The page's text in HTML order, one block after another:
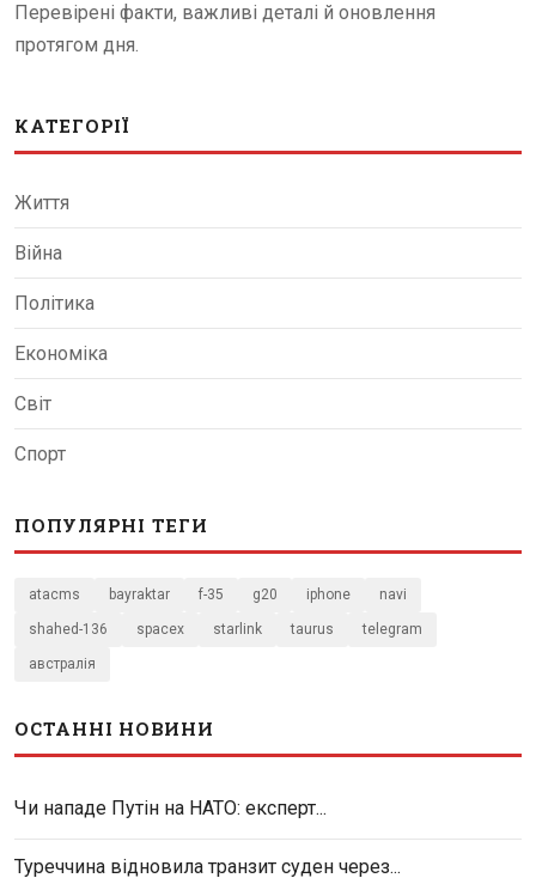
Перевірені факти, важливі деталі й оновлення
протягом дня.
КАТЕГОРІЇ
Життя
Війна
Політика
Економіка
Світ
Спорт
ПОПУЛЯРНІ ТЕГИ
atacms bayraktar f-35 g20 iphone navi
shahed-136 spacex starlink taurus telegram
австралія
ОСТАННІ НОВИНИ
Чи нападе Путін на НАТО: експерт...
Туреччина відновила транзит суден через...